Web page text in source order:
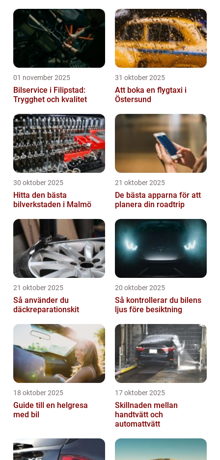
01 november 2025
Bilservice i Filipstad:
Trygghet och kvalitet
31 oktober 2025
Att boka en flygtaxi i
Östersund
30 oktober 2025
Hitta den bästa
bilverkstaden i Malmö
21 oktober 2025
De bästa apparna för att
planera din roadtrip
21 oktober 2025
Så använder du
däckreparationskit
20 oktober 2025
Så kontrollerar du bilens
ljus före besiktning
18 oktober 2025
Guide till en helgresa
med bil
17 oktober 2025
Skillnaden mellan
handtvätt och
automattvätt